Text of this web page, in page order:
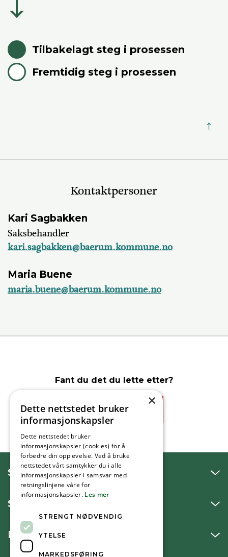
Tilbakelagt steg i prosessen
Fremtidig steg i prosessen
↑
Kontaktpersoner
Kari Sagbakken
Saksbehandler
kari.sagbakken@baerum.kommune.no
Maria Buene
maria.buene@baerum.kommune.no
Fant du det du lette etter?
Ja
SNAKK MED OSS
SKRIV TIL OSS
BESØK OSS
×
Dette nettstedet bruker
informasjonskapsler
Dette nettstedet bruker
informasjonskapsler (cookies) for å
forbedre din opplevelse. Ved å bruke
nettstedet vårt samtykker du i alle
informasjonskapsler i samsvar med
retningslinjene våre for
informasjonskapsler. Les mer
STRENGT NØDVENDIG
YTELSE
MARKEDSFØRING